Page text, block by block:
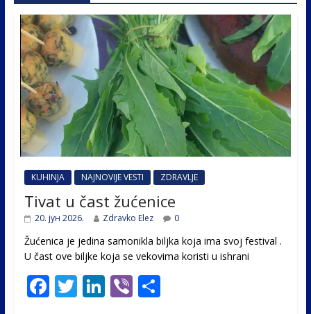
KUHINJA NAJNOVIJE VESTI ZDRAVLJE
Tivat u čast žućenice
20. јун 2026. Zdravko Elez 0
Žućenica je jedina samonikla biljka koja ima svoj festival .
U čast ovе biljke koja se vekovima koristi u ishrani
F T Li Vi S